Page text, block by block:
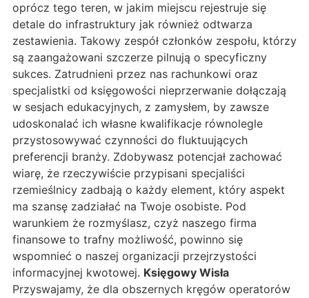
oprócz tego teren, w jakim miejscu rejestruje się
detale do infrastruktury jak również odtwarza
zestawienia. Takowy zespół członków zespołu, którzy
są zaangażowani szczerze pilnują o specyficzny
sukces. Zatrudnieni przez nas rachunkowi oraz
specjalistki od księgowości nieprzerwanie dołączają
w sesjach edukacyjnych, z zamysłem, by zawsze
udoskonalać ich własne kwalifikacje równolegle
przystosowywać czynności do fluktuujących
preferencji branży. Zdobywasz potencjał zachować
wiarę, że rzeczywiście przypisani specjaliści
rzemieślnicy zadbają o każdy element, który aspekt
ma szansę zadziałać na Twoje osobiste. Pod
warunkiem że rozmyślasz, czyż naszego firma
finansowe to trafny możliwość, powinno się
wspomnieć o naszej organizacji przejrzystości
informacyjnej kwotowej. Księgowy Wisła
Przyswajamy, że dla obszernych kręgów operatorów